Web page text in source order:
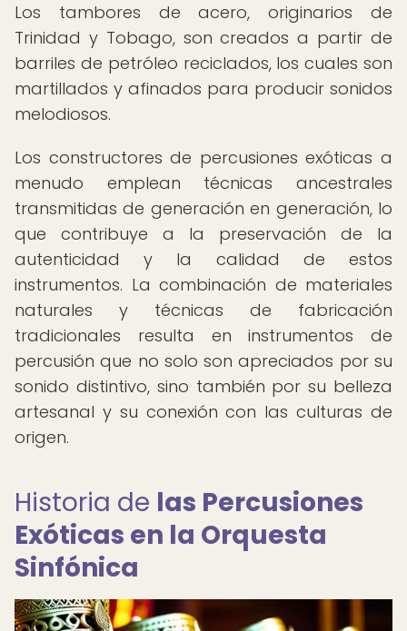
Los tambores de acero, originarios de
Trinidad y Tobago, son creados a partir de
barriles de petróleo reciclados, los cuales son
martillados y afinados para producir sonidos
melodiosos.
Los constructores de percusiones exóticas a
menudo emplean técnicas ancestrales
transmitidas de generación en generación, lo
que contribuye a la preservación de la
autenticidad y la calidad de estos
instrumentos. La combinación de materiales
naturales y técnicas de fabricación
tradicionales resulta en instrumentos de
percusión que no solo son apreciados por su
sonido distintivo, sino también por su belleza
artesanal y su conexión con las culturas de
origen.
Historia de las Percusiones
Exóticas en la Orquesta
Sinfónica